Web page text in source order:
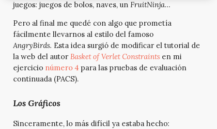
juegos: juegos de bolos, naves, un FruitNinja…
Pero al final me quedé con algo que prometía
fácilmente llevarnos al estilo del famoso
AngryBirds. Esta idea surgió de modificar el tutorial de
la web del autor Basket of Verlet Constraintsen mi
ejercicio número 4 para las pruebas de evaluación
continuada (PACS).
Los Gráficos
Sinceramente, lo más difícil ya estaba hecho: